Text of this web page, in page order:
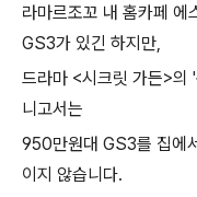
라마르조꼬 내 홈카페 에
GS3가 있긴 하지만,
드라마 <시크릿 가든>의
니고서는
950만원대 GS3를 집에
이지 않습니다.